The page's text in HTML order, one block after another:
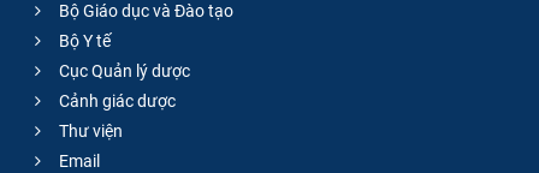
Bộ Giáo dục và Đào tạo
Bộ Y tế
Cục Quản lý dược
Cảnh giác dược
Thư viện
Email